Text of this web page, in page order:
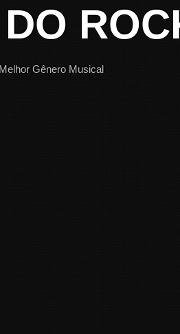
Gênero Musical